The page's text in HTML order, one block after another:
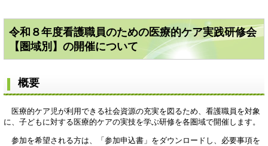
令和８年度看護職員のための医療的ケア実践研修会
【圏域別】の開催について
概要
医療的ケア児が利用できる社会資源の充実を図るため、看護職員を対象
に、子どもに対する医療的ケアの実技を学ぶ研修を各圏域で開催します。
参加を希望される方は、「参加申込書」をダウンロードし、必要事項を